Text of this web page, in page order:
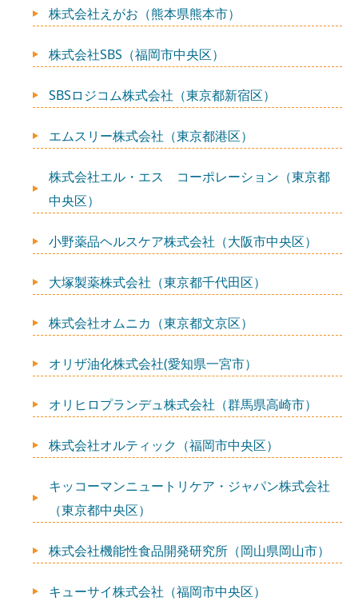
株式会社えがお（熊本県熊本市）
株式会社SBS（福岡市中央区）
SBSロジコム株式会社（東京都新宿区）
エムスリー株式会社（東京都港区）
株式会社エル・エス コーポレーション（東京都
中央区）
小野薬品ヘルスケア株式会社（大阪市中央区）
大塚製薬株式会社（東京都千代田区）
株式会社オムニカ（東京都文京区）
オリザ油化株式会社(愛知県一宮市）
オリヒロプランデュ株式会社（群馬県高崎市）
株式会社オルティック（福岡市中央区）
キッコーマンニュートリケア・ジャパン株式会社
（東京都中央区）
株式会社機能性食品開発研究所（岡山県岡山市）
キューサイ株式会社（福岡市中央区）